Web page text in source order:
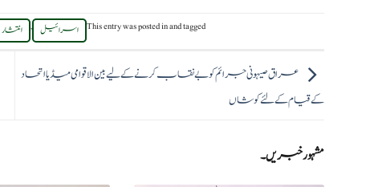
This entry was posted inand tagged اسرائیل , انتشار
عراق صیہونی جرائم کو بے نقاب کرنے کے لیے بین الاقوامی میڈیا اتحاد
کے قیام کے لئے کوشاں
مشہور خبریں۔